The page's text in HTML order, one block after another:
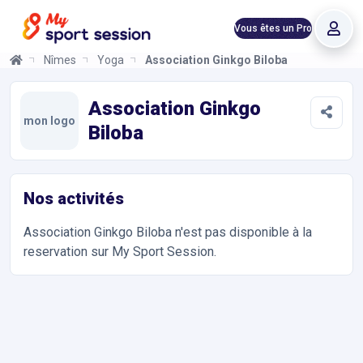
Vous êtes un Pro
Nîmes Yoga Association Ginkgo Biloba
mon logo
Association Ginkgo
Biloba
Nos activités
Association Ginkgo Biloba n'est pas disponible à la
reservation sur My Sport Session.